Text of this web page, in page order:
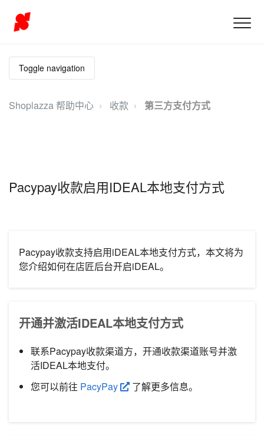
Toggle navigation
Shoplazza 帮助中心 收款 第三方支付方式
Pacypay收款启用IDEAL本地支付方式
Pacypay收款支持启用iDEAL本地支付方式，本文将为
您介绍如何在店匠后台开启iDEAL。
开通并激活IDEAL本地支付方式
联系Pacypay收款渠道方，开通收款渠道账号并激
活IDEAL本地支付。
您可以前往 PacyPay 了解更多信息。